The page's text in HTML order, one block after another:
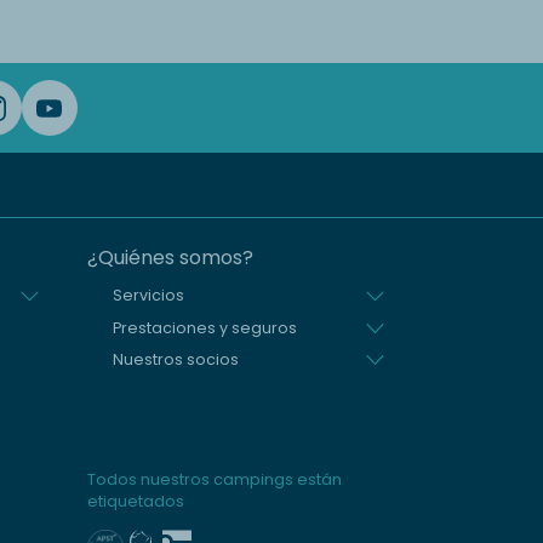
¿Quiénes somos?
Servicios
Prestaciones y seguros
Nuestros socios
Todos nuestros campings están
etiquetados